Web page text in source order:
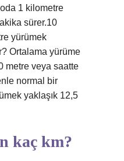
1 kilometre
sürer.10
yürümek
Ortalama yürüme
metre veya saatte
normal bir
yaklaşık 12,5
kaç km?